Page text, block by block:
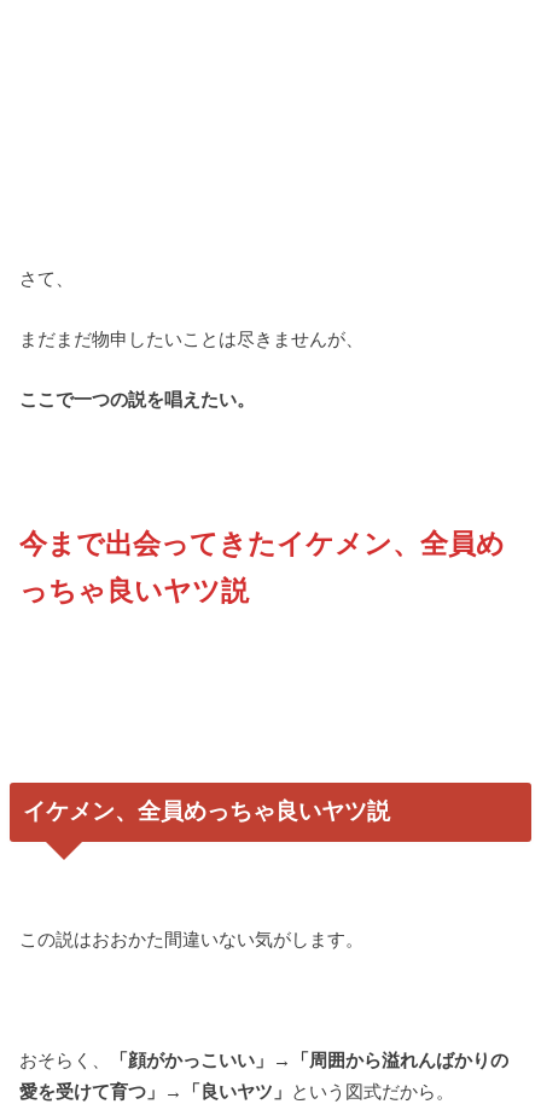
さて、
まだまだ物申したいことは尽きませんが、
ここで一つの説を唱えたい。
今まで出会ってきたイケメン、全員め
っちゃ良いヤツ説
イケメン、全員めっちゃ良いヤツ説
この説はおおかた間違いない気がします。
おそらく、
「顔がかっこいい」→「周囲から溢れんばかりの
愛を受けて育つ」→「良いヤツ」 という図式だから。